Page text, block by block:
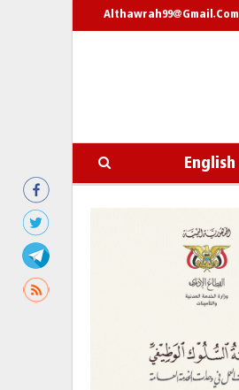
Althawrah99@gmail.com
English